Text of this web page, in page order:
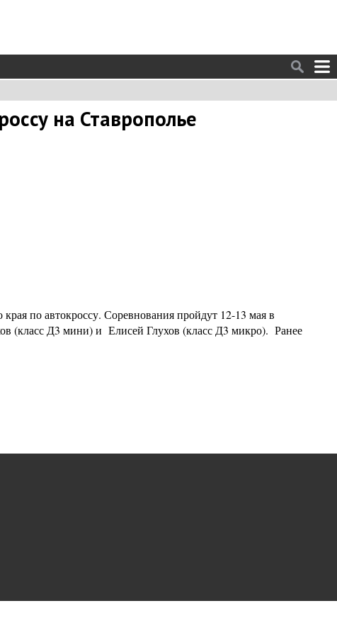
на Ставрополье
по автокроссу. Соревнования пройдут 12-13 мая в
(класс Д3 мини) и Елисей Глухов (класс Д3 микро). Ранее